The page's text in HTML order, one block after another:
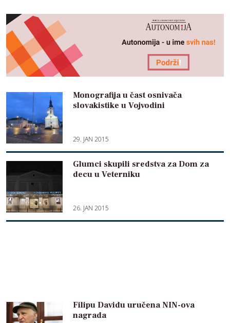
Monografija u čast osnivača
slovakistike u Vojvodini
29. JAN 2015
Glumci skupili sredstva za Dom za
decu u Veterniku
26. JAN 2015
Filipu Davidu uručena NIN-ova
nagrada